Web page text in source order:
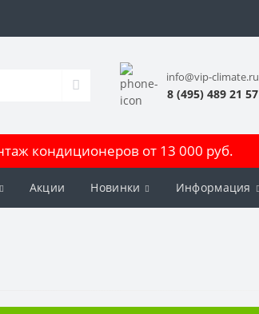
info@vip-climate.ru
8 (495) 489 21 57
кондиционеров от 13 000 руб.
Акции Новинки Информация